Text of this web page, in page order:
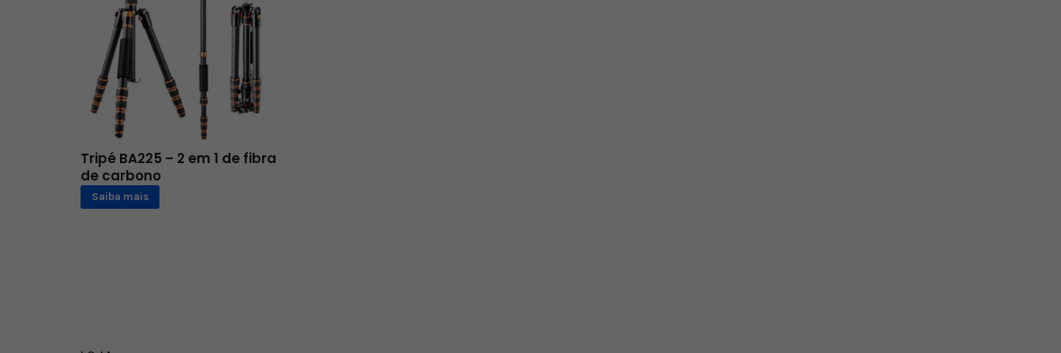
Tripé BA225 – 2 em 1 de fibra
de carbono
Saiba mais